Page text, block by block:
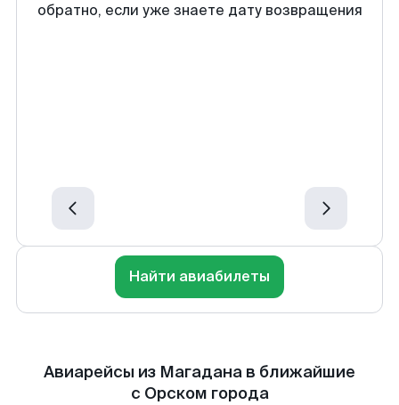
обратно, если уже знаете дату возвращения
Найти авиабилеты
Авиарейсы из Магадана в ближайшие
с Орском города